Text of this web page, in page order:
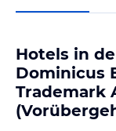
Hotels in
Dominicus
Trademark